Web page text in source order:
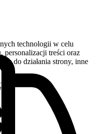
technologii w celu
personalizacji treści oraz
do działania strony, inne